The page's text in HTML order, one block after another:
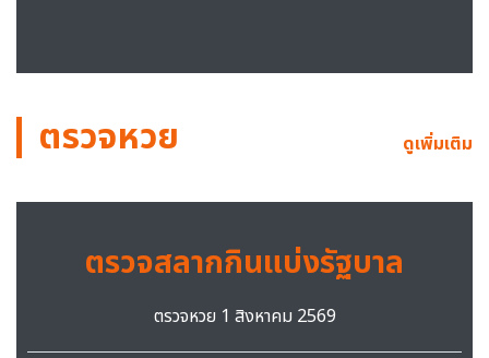
ตรวจหวย ดูเพิ่มเติม
ตรวจสลากกินแบ่งรัฐบาล
ตรวจหวย 1 สิงหาคม 2569